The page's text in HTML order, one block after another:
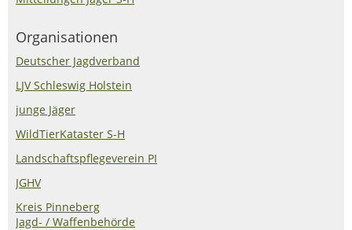
Organisationen
Deutscher Jagdverband
LJV Schleswig Holstein
junge Jäger
WildTierKataster S-H
Landschaftspflegeverein PI
JGHV
Kreis Pinneberg
Jagd- / Waffenbehörde